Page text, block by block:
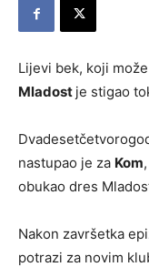
Lijevi bek, koji
Mladost je stigao
nastupao je za Kom,
obukao dres
Nakon završetka
potrazi za novim